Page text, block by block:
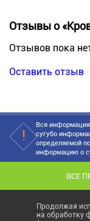
Отзывы о
Отзывов пока
Оставить отзыв
Вся
сугубо
определяемой
информацию о
ВСЕ
Продолжая
на обработку